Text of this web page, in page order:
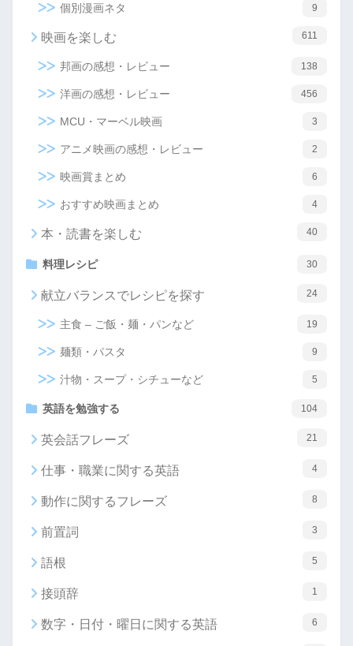
個別漫画ネタ 9
映画を楽しむ 611
邦画の感想・レビュー 138
洋画の感想・レビュー 456
MCU・マーベル映画 3
アニメ映画の感想・レビュー 2
映画賞まとめ 6
おすすめ映画まとめ 4
本・読書を楽しむ 40
料理レシピ 30
献立バランスでレシピを探す 24
主食 – ご飯・麺・パンなど 19
麺類・パスタ 9
汁物・スープ・シチューなど 5
英語を勉強する 104
英会話フレーズ 21
仕事・職業に関する英語 4
動作に関するフレーズ 8
前置詞 3
語根 5
接頭辞 1
数字・日付・曜日に関する英語 6